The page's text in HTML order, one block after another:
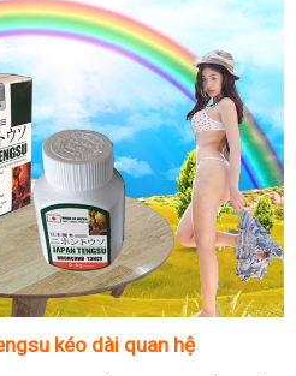
kéo dài quan hệ